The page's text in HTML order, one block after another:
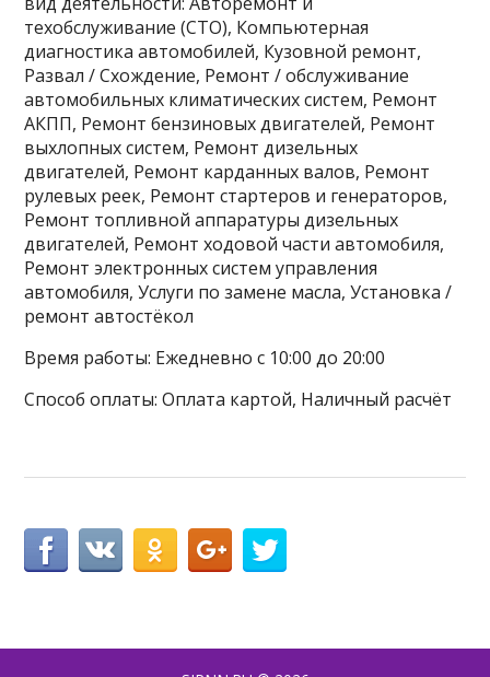
техобслуживание (СТО), Компьютерная
диагностика автомобилей, Кузовной ремонт,
Развал / Схождение, Ремонт / обслуживание
автомобильных климатических систем, Ремонт
АКПП, Ремонт бензиновых двигателей, Ремонт
выхлопных систем, Ремонт дизельных
двигателей, Ремонт карданных валов, Ремонт
рулевых реек, Ремонт стартеров и генераторов,
Ремонт топливной аппаратуры дизельных
двигателей, Ремонт ходовой части автомобиля,
Ремонт электронных систем управления
автомобиля, Услуги по замене масла, Установка /
ремонт автостёкол
Время работы: Ежедневно с 10:00 до 20:00
Способ оплаты: Оплата картой, Наличный расчёт